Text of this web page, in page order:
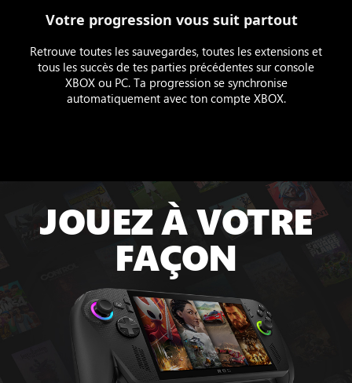
Votre progression vous suit partout
Retrouve toutes les sauvegardes, toutes les extensions et
tous les succès de tes parties précédentes sur console
XBOX ou PC. Ta progression se synchronise
automatiquement avec ton compte XBOX.
JOUEZ À VOTRE
FAÇON